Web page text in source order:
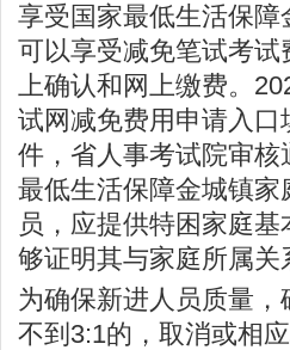
享受国家最低生活保
可以享受减免笔试考
上确认和网上缴费。
试网减免费用申请入
件，省人事考试院审
最低生活保障金城镇
员，应提供特困家庭
够证明其与家庭所属
为确保新进人员质量
不到3:1的，取消或相